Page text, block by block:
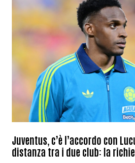
Juventus, c’è l’accordo con
distanza tra i due club: la